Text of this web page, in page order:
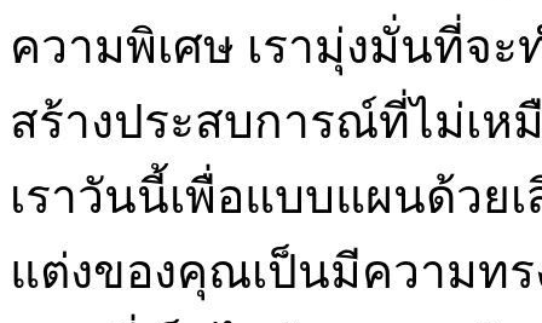
ความพิเศษ เรามุ่งมั่นที่จ
สร้างประสบการณ์ที่ไม่เ
เราวันนี้เพื่อแบบแผนด้วย
แต่งของคุณเป็นมีความท